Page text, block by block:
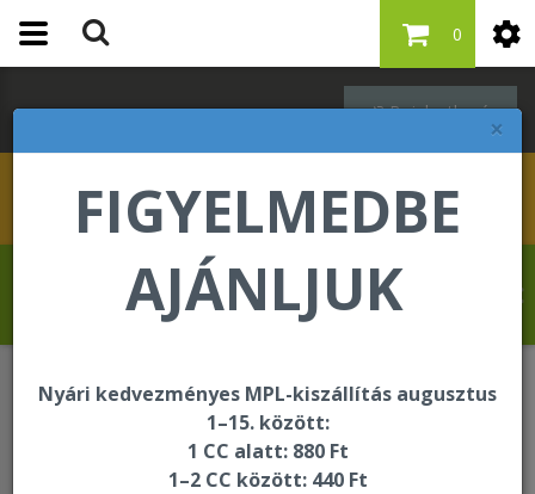
×
FIGYELMEDBE
AJÁNLJUK
Nyári kedvezményes MPL-kiszállítás augusztus
1–15. között:
1 CC alatt: 880 Ft
1–2 CC között: 440 Ft
Bejelentkezés
0
Molnár Tibor üdvözli Önt a Forever Living
internetes áruházában!
Jelszó igénylés